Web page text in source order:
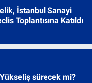
İstanbul Sanayi
Toplantısına Katıldı
sürecek mi?